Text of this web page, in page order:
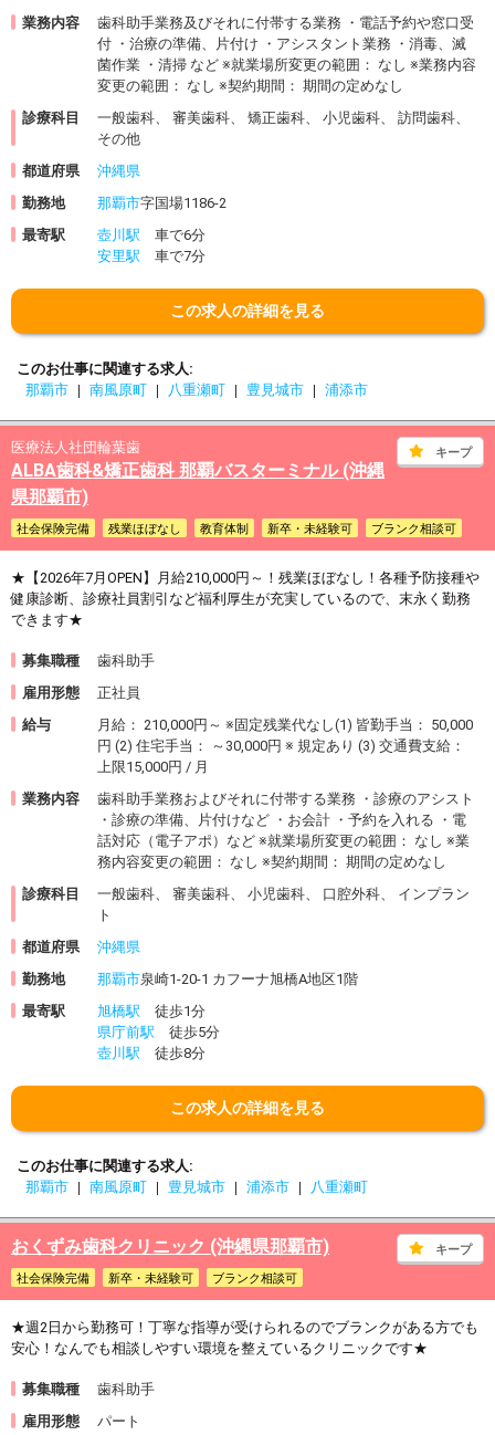
業務内容
歯科助手業務及びそれに付帯する業務 ・電話予約や窓口受
付 ・治療の準備、片付け ・アシスタント業務 ・消毒、滅
菌作業 ・清掃 など ※就業場所変更の範囲： なし ※業務内容
変更の範囲： なし ※契約期間： 期間の定めなし
診療科目
一般歯科、 審美歯科、 矯正歯科、 小児歯科、 訪問歯科、
その他
都道府県
沖縄県
勤務地
那覇市字国場1186-2
最寄駅
壺川駅 車で6分
安里駅 車で7分
この求人の詳細を見る
このお仕事に関連する求人
那覇市
南風原町 八重瀬町 豊見城市 浦添市
キープ
医療法人社団輪葉歯
ALBA歯科&矯正歯科 那覇バスターミナル (沖縄
県那覇市)
社会保険完備 残業ほぼなし 教育体制 新卒・未経験可 ブランク相談可
★【2026年7月OPEN】月給210,000円～！残業ほぼなし！各種予防接種や
健康診断、診療社員割引など福利厚生が充実しているので、末永く勤務
できます★
募集職種
歯科助手
雇用形態
正社員
給与
月給： 210,000円～ ※固定残業代なし(1) 皆勤手当： 50,000
円 (2) 住宅手当： ～30,000円 ※ 規定あり (3) 交通費支給：
上限15,000円 / 月
業務内容
歯科助手業務およびそれに付帯する業務 ・診療のアシスト
・診療の準備、片付けなど ・お会計 ・予約を入れる ・電
話対応（電子アポ）など ※就業場所変更の範囲： なし ※業
務内容変更の範囲： なし ※契約期間： 期間の定めなし
診療科目
一般歯科、 審美歯科、 小児歯科、 口腔外科、 インプラン
ト
都道府県
沖縄県
勤務地
那覇市泉崎1-20-1 カフーナ旭橋A地区1階
最寄駅
旭橋駅 徒歩1分
県庁前駅 徒歩5分
壺川駅 徒歩8分
この求人の詳細を見る
このお仕事に関連する求人
那覇市
南風原町 豊見城市 浦添市 八重瀬町
キープ
おくずみ歯科クリニック (沖縄県那覇市)
社会保険完備 新卒・未経験可 ブランク相談可
★週2日から勤務可！丁寧な指導が受けられるのでブランクがある方でも
安心！なんでも相談しやすい環境を整えているクリニックです★
募集職種
歯科助手
雇用形態
パート